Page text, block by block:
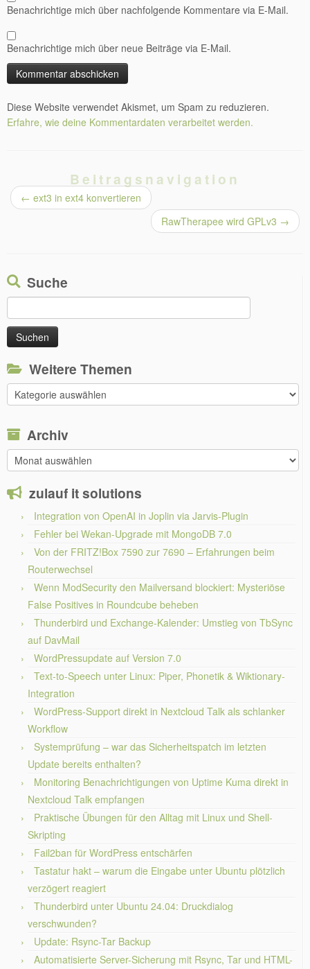
Benachrichtige mich über nachfolgende Kommentare via E-Mail.
Benachrichtige mich über neue Beiträge via E-Mail.
Diese Website verwendet Akismet, um Spam zu reduzieren.
Erfahre, wie deine Kommentardaten verarbeitet werden.
Beitragsnavigation
← ext3 in ext4 konvertieren
RawTherapee wird GPLv3 →
Suche
nach:
Weitere Themen
Weitere
Themen
Archiv
Archiv
zulauf it solutions
Integration von OpenAI in Joplin via Jarvis-Plugin
Fehler bei Wekan-Upgrade mit MongoDB 7.0
Von der FRITZ!Box 7590 zur 7690 – Erfahrungen beim
Routerwechsel
Wenn ModSecurity den Mailversand blockiert: Mysteriöse
False Positives in Roundcube beheben
Thunderbird und Exchange-Kalender: Umstieg von TbSync
auf DavMail
WordPressupdate auf Version 7.0
Text-to-Speech unter Linux: Piper, Phonetik & Wiktionary-
Integration
WordPress-Support direkt in Nextcloud Talk als schlanker
Workflow
Systemprüfung – war das Sicherheitspatch im letzten
Update bereits enthalten?
Monitoring Benachrichtigungen von Uptime Kuma direkt in
Nextcloud Talk empfangen
Praktische Übungen für den Alltag mit Linux und Shell-
Skripting
Fail2ban für WordPress entschärfen
Tastatur hakt – warum die Eingabe unter Ubuntu plötzlich
verzögert reagiert
Thunderbird unter Ubuntu 24.04: Druckdialog
verschwunden?
Update: Rsync-Tar Backup
Automatisierte Server-Sicherung mit Rsync, Tar und HTML-